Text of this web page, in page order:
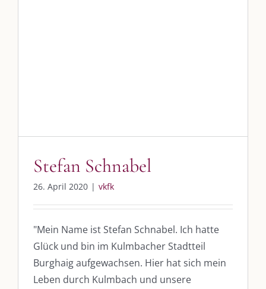
Stefan Schnabel
26. April 2020 | vkfk
"Mein Name ist Stefan Schnabel. Ich hatte
Glück und bin im Kulmbacher Stadtteil
Burghaig aufgewachsen. Hier hat sich mein
Leben durch Kulmbach und unsere